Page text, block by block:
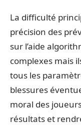
La difficulté
précision des
sur l’aide
complexes mais
tous les
blessures
moral des
résultats et